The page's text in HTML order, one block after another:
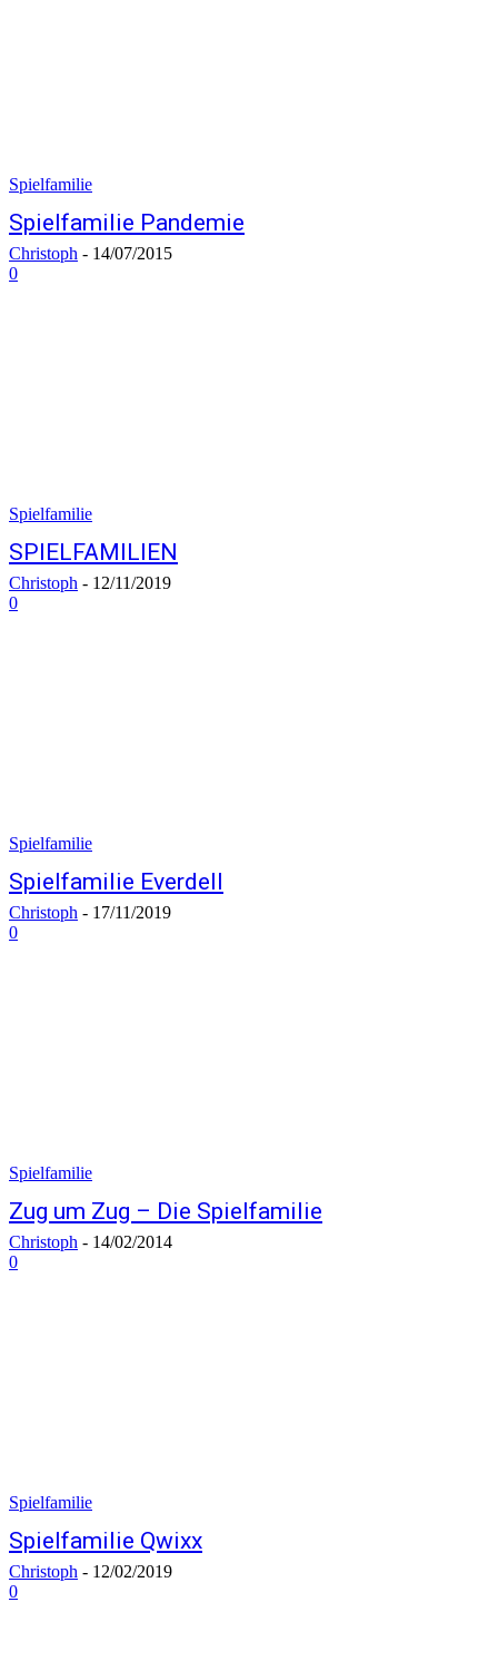
Spielfamilie
Spielfamilie Pandemie
Christoph - 14/07/2015
0
Spielfamilie
SPIELFAMILIEN
Christoph - 12/11/2019
0
Spielfamilie
Spielfamilie Everdell
Christoph - 17/11/2019
0
Spielfamilie
Zug um Zug – Die Spielfamilie
Christoph - 14/02/2014
0
Spielfamilie
Spielfamilie Qwixx
Christoph - 12/02/2019
0